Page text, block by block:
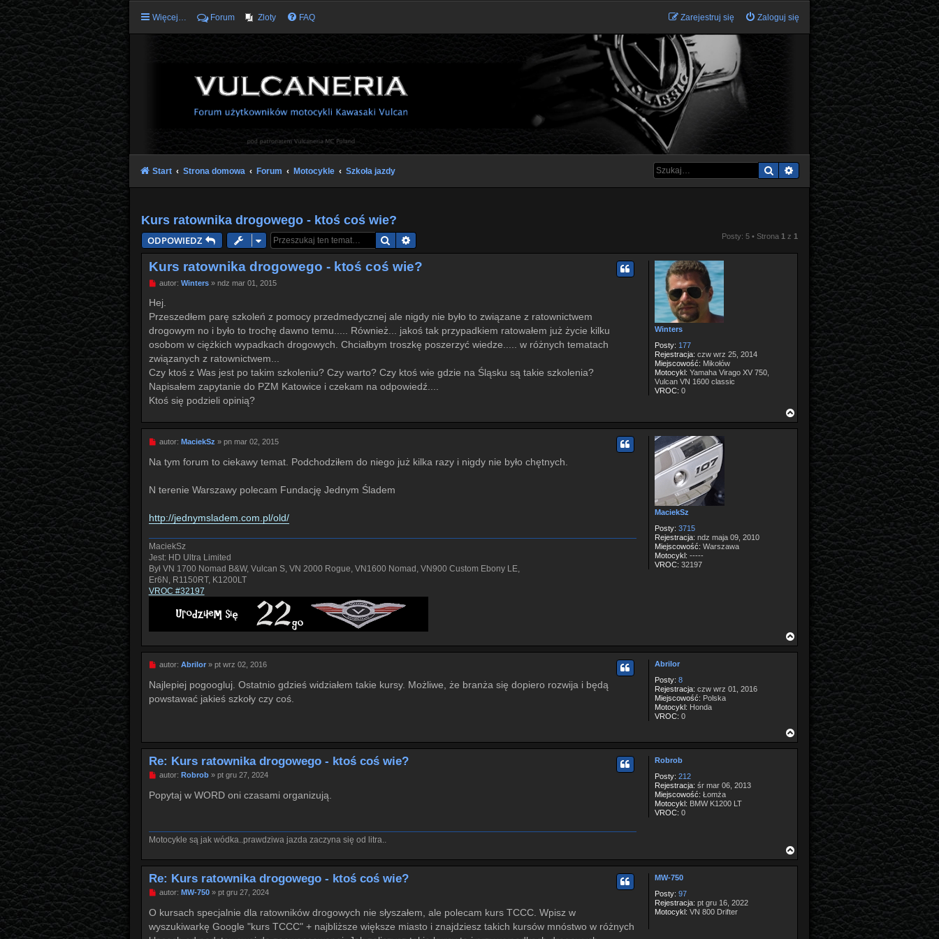
Więcej… Forum Zloty FAQ Zaloguj się
Zarejestruj się
Szukaj Wyszukiwanie zaawansowane
Start Strona domowa Forum Motocykle Szkoła jazdy
Kurs ratownika drogowego - ktoś coś wie?
ODPOWIEDZ Szukaj Posty: 5 • Strona 1 z 1
Winters
Posty: 177
Rejestracja: czw wrz 25, 2014
Miejscowość: Mikołów
Motocykl: Yamaha Virago XV 750,
Vulcan VN 1600 classic
VROC: 0
Kurs ratownika drogowego - ktoś coś wie?
P
s
autor:Winters »ndz mar 01, 2015
Hej.
Przeszedłem parę szkoleń z pomocy przedmedycznej ale nigdy nie było to związane z ratownictwem
drogowym no i było to trochę dawno temu..... Również... jakoś tak przypadkiem ratowałem już życie kilku
osobom w ciężkich wypadkach drogowych. Chciałbym troszkę poszerzyć wiedze..... w różnych tematach
związanych z ratownictwem...
Czy ktoś z Was jest po takim szkoleniu? Czy warto? Czy ktoś wie gdzie na Śląsku są takie szkolenia?
Napisałem zapytanie do PZM Katowice i czekam na odpowiedź....
Ktoś się podzieli opinią?
a
g
MaciekSz
Posty: 3715
Rejestracja: ndz maja 09, 2010
Miejscowość: Warszawa
Motocykl: -----
VROC: 32197
P
s
autor: MaciekSz »pn mar 02, 2015
Na tym forum to ciekawy temat. Podchodziłem do niego już kilka razy i nigdy nie było chętnych.
N terenie Warszawy polecam Fundację Jednym Śladem
http://jednymsladem.com.pl/old/
MaciekSz
Jest: HD Ultra Limited
Był VN 1700 Nomad B&W, Vulcan S, VN 2000 Rogue, VN1600 Nomad, VN900 Custom Ebony LE,
Er6N, R1150RT, K1200LT
VROC #32197
a
g
Abrilor
Posty: 8
Rejestracja: czw wrz 01, 2016
Miejscowość: Polska
Motocykl: Honda
VROC: 0
P
s
autor:Abrilor »pt wrz 02, 2016
Najlepiej pogoogluj. Ostatnio gdzieś widziałem takie kursy. Możliwe, że branża się dopiero rozwija i będą
powstawać jakieś szkoły czy coś.
a
g
Robrob
Posty: 212
Rejestracja: śr mar 06, 2013
Miejscowość: Łomża
Motocykl: BMW K1200 LT
VROC: 0
Re: Kurs ratownika drogowego - ktoś coś wie?
P
s
autor: Robrob »pt gru 27, 2024
Popytaj w WORD oni czasami organizują.
Motocykle są jak wódka..prawdziwa jazda zaczyna się od litra..
a
g
MW-750
Posty: 97
Rejestracja: pt gru 16, 2022
Motocykl: VN 800 Drifter
Re: Kurs ratownika drogowego - ktoś coś wie?
P
s
autor: MW-750 »pt gru 27, 2024
O kursach specjalnie dla ratowników drogowych nie słyszałem, ale polecam kurs TCCC. Wpisz w
wyszukiwarkę Google "kurs TCCC" + najbliższe większe miasto i znajdziesz takich kursów mnóstwo w różnych